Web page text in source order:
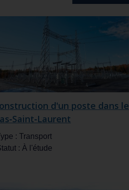
d'un poste dans le
: Transport
: À l'étude